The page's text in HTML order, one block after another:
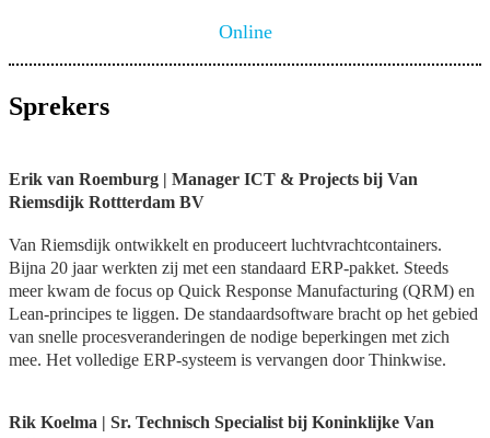
Online
Sprekers
Erik van Roemburg | Manager ICT & Projects bij Van
Riemsdijk Rottterdam BV
Van Riemsdijk ontwikkelt en produceert luchtvrachtcontainers.
Bijna 20 jaar werkten zij met een standaard ERP-pakket. Steeds
meer kwam de focus op Quick Response Manufacturing (QRM) en
Lean-principes te liggen. De standaardsoftware bracht op het gebied
van snelle procesveranderingen de nodige beperkingen met zich
mee. Het volledige ERP-systeem is vervangen door Thinkwise.
Rik Koelma | Sr. Technisch Specialist bij Koninklijke Van